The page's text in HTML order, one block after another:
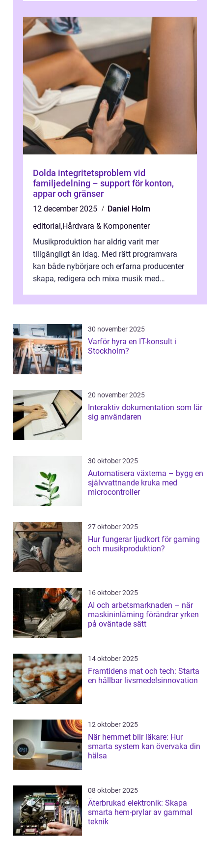
Dolda integritetsproblem vid
familjedelning – support för konton,
appar och gränser
12 december 2025
Daniel Holm
editorial ,Hårdvara & Komponenter
Musikproduktion har aldrig varit mer
tillgängligt än idag. Med rätt programvara
kan både nybörjare och erfarna producenter
skapa, redigera och mixa musik med
30 november 2025
Varför hyra en IT-konsult i
Stockholm?
20 november 2025
Interaktiv dokumentation som lär
sig användaren
30 oktober 2025
Automatisera växterna – bygg en
självvattnande kruka med
microcontroller
27 oktober 2025
Hur fungerar ljudkort för gaming
och musikproduktion?
16 oktober 2025
AI och arbetsmarknaden – när
maskininlärning förändrar yrken
på oväntade sätt
14 oktober 2025
Framtidens mat och tech: Starta
en hållbar livsmedelsinnovation
12 oktober 2025
När hemmet blir läkare: Hur
smarta system kan övervaka din
hälsa
08 oktober 2025
Återbrukad elektronik: Skapa
smarta hem-prylar av gammal
teknik